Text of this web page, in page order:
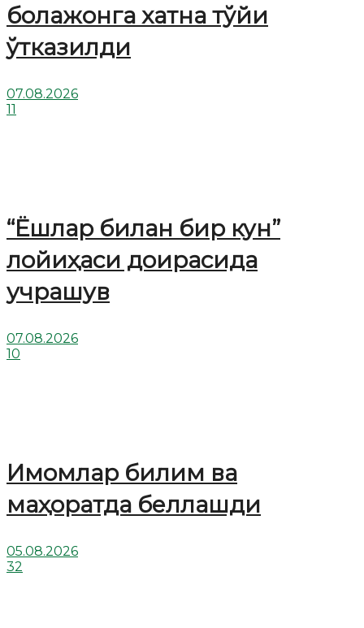
болажонга хатна тўйи
ўтказилди
07.08.2026
11
“Ёшлар билан бир кун”
лойиҳаси доирасида
учрашув
07.08.2026
10
Имомлар билим ва
маҳоратда беллашди
05.08.2026
32